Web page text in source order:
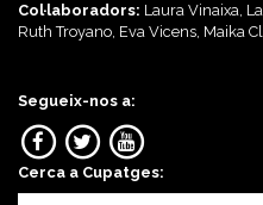
Col·laboradors: Laura Vinaixa,
Ruth Troyano, Eva Vicens, Maika
Segueix-nos a:
Cerca a Cupatges: